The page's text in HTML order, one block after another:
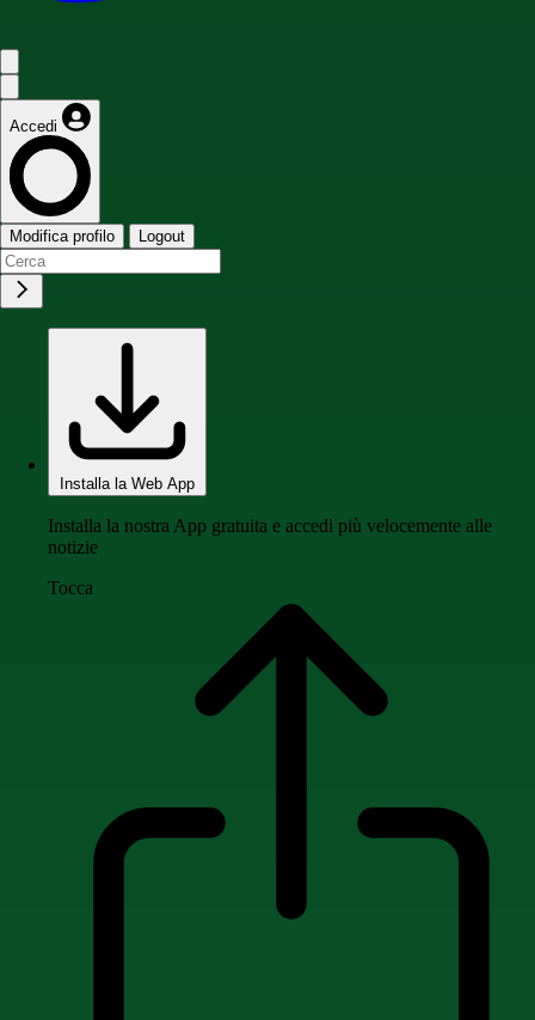
Accedi
Modifica profilo Logout
Installa la Web App
Installa la nostra App gratuita e accedi più velocemente alle
notizie
Tocca